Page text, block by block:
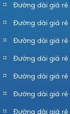
Đường dài giá rẻ
Đường dài giá rẻ
Đường dài giá rẻ
Đường dài giá rẻ
Đường dài giá rẻ
Đường dài giá rẻ
Đường dài giá rẻ